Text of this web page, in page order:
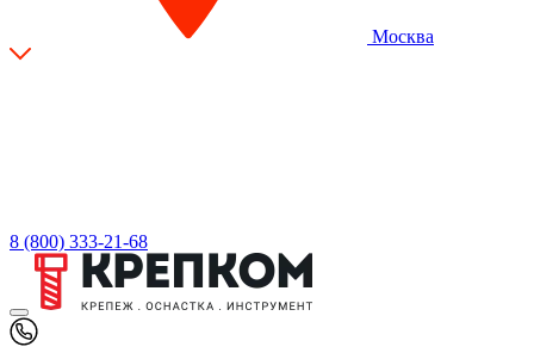
Москва
8 (800) 333-21-68